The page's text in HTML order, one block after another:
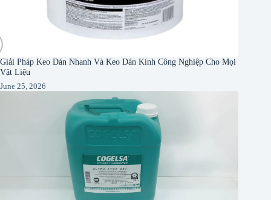
Giải Pháp Keo Dán Nhanh Và Keo Dán Kính Công Nghiệp Cho Mọi
Vật Liệu
June 25, 2026